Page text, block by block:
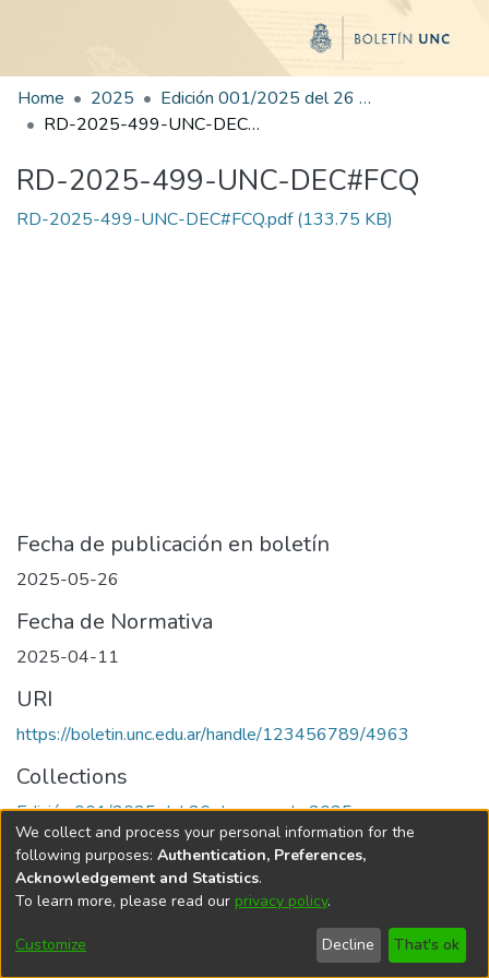
Home 2025
Edición 001/2025 del 26 de mayo de 2025
RD-2025-499-UNC-DEC#FCQ
RD-2025-499-UNC-DEC#FCQ
RD-2025-499-UNC-DEC#FCQ.pdf(133.75 KB)
Fecha de publicación en boletín
2025-05-26
Fecha de Normativa
2025-04-11
URI
https://boletin.unc.edu.ar/handle/123456789/4963
Collections
Edición 001/2025 del 26 de mayo de 2025
Universidad Nacional de Córdoba
We collect and process your personal information for the
following purposes: Authentication, Preferences,
Acknowledgement and Statistics.
To learn more, please read our privacy policy.
Customize Decline That's ok